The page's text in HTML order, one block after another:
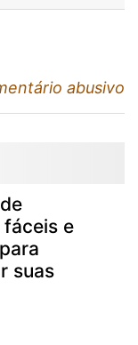
abusivo
e
suas